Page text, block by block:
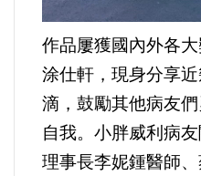
蔬/素食
法制/司法/監督
防災/救災
作品屢獲國內外各
涂仕軒，現身分享
滴，鼓勵其他病友
自我。小胖威利病
理事長李妮鍾醫師